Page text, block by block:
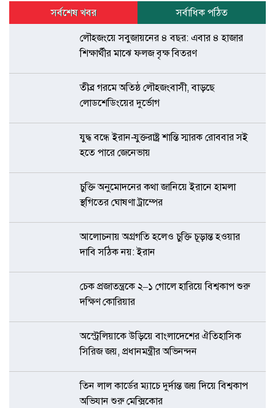
সর্বশেষ খবর
সর্বাধিক পঠিত
লৌহজংয়ে সবুজায়নের ৪ বছর: এবার ৪ হাজার
শিক্ষার্থীর মাঝে ফলজ বৃক্ষ বিতরণ
তীব্র গরমে অতিষ্ঠ লৌহজংবাসী, বাড়ছে
লোডশেডিংয়ের দুর্ভোগ
যুদ্ধ বন্ধে ইরান-যুক্তরাষ্ট্র শান্তি স্মারক রোববার সই
হতে পারে জেনেভায়
চুক্তি অনুমোদনের কথা জানিয়ে ইরানে হামলা
স্থগিতের ঘোষণা ট্রাম্পের
আলোচনায় অগ্রগতি হলেও চুক্তি চূড়ান্ত হওয়ার
দাবি সঠিক নয়: ইরান
চেক প্রজাতন্ত্রকে ২–১ গোলে হারিয়ে বিশ্বকাপ শুরু
দক্ষিণ কোরিয়ার
অস্ট্রেলিয়াকে উড়িয়ে বাংলাদেশের ঐতিহাসিক
সিরিজ জয়, প্রধানমন্ত্রীর অভিনন্দন
তিন লাল কার্ডের ম্যাচে দুর্দান্ত জয় দিয়ে বিশ্বকাপ
অভিযান শুরু মেক্সিকোর